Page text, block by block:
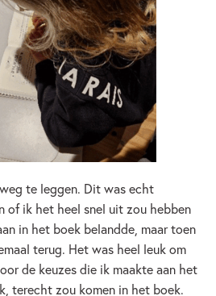
te leggen. Dit was echt
of ik het heel snel uit zou hebben
in het boek belandde, maar toen
terug. Het was heel leuk om
de keuzes die ik maakte aan het
terecht zou komen in het boek.